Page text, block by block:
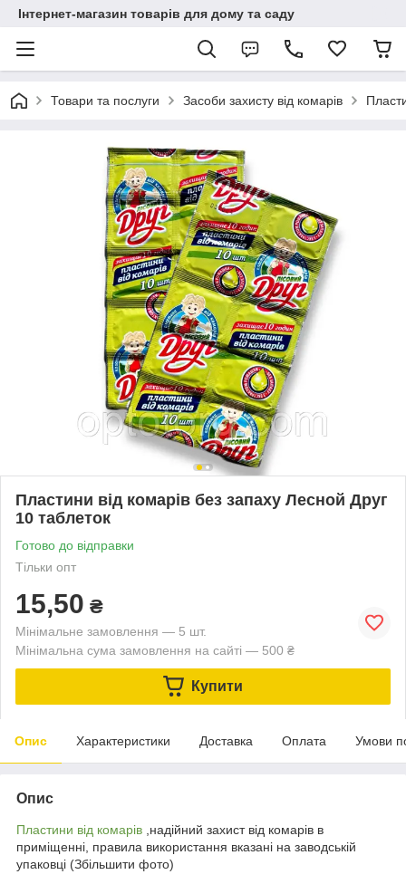
Інтернет-магазин товарів для дому та саду
Товари та послуги Засоби захисту від комарів
Пластини від комарів без запаху Лесной Друг
10 таблеток
Готово до відправки
Тільки опт
15,50 ₴
Мінімальне замовлення — 5 шт.
Мінімальна сума замовлення на сайті — 500 ₴
Купити
Опис Характеристики Доставка Оплата Умови
Опис
Пластини від комарів ,надійний захист від комарів в
приміщенні, правила використання вказані на заводській
упаковці (Збільшити фото)